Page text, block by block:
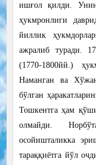
ишғол қилди.
ҳукмронлиги
йиллик
ажралиб туради.
(1770-1800йй.)
Наманган ва
бўлган
Тошкентга ҳам
олмайди.
осойишталикка
тараққиётга йўл